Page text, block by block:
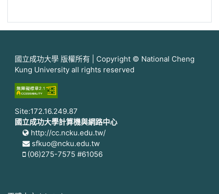
國立成功大學 版權所有 | Copyright © National Cheng
Kung University all rights reserved
Site:172.16.249.87
國立成功大學計算機與網路中心
http://cc.ncku.edu.tw/
sfkuo@ncku.edu.tw
(06)275-7575 #61056